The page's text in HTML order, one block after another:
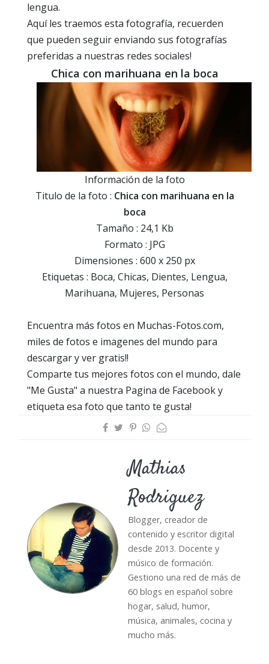
lengua.
Aquí les traemos esta fotografía, recuerden
que pueden seguir enviando sus fotografías
preferidas a nuestras redes sociales!
Chica con marihuana en la boca
Información de la foto
Titulo de la foto : Chica con marihuana en la
boca
Tamaño : 24,1 Kb
Formato : JPG
Dimensiones : 600 x 250 px
Etiquetas : Boca, Chicas, Dientes, Lengua,
Marihuana, Mujeres, Personas
Encuentra más fotos en Muchas-Fotos.com,
miles de fotos e imagenes del mundo para
descargar y ver gratis!!
Comparte tus mejores fotos con el mundo, dale
"Me Gusta" a nuestra Pagina de Facebook y
etiqueta esa foto que tanto te gusta!
Mathias
Rodriguez
Blogger, creador de
contenido y escritor digital
desde 2013. Docente y
músico de formación.
Gestiono una red de más de
60 blogs en español sobre
hogar, salud, humor,
música, animales, cocina y
mucho más.